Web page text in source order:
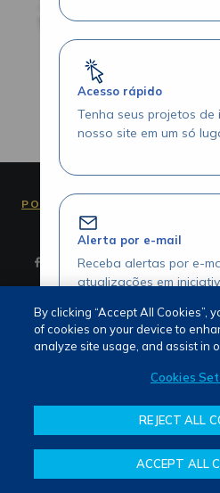
Acesso rápido
Tenha seus projetos de
nosso site em um só
Alerta por e-mail
Receba alertas por e-
atualizações em
Acesse seus projetos
Visualize seus itens
da área logada.
PORTUGUÊS (PT)
Termos de Uso e
Fale
By clicking “Accept All Cookies”,
of cookies on your device to
analyze site usage, and assist in
Cookies
REJECT ALL
ACCEPT ALL